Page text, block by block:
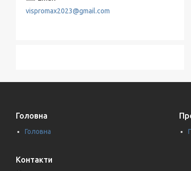
vispromax2023@gmail.com
Головна
Головна
Контакти